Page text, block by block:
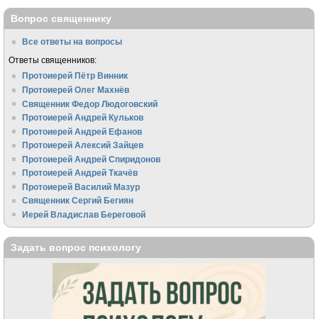
Вопрос священнику
Все ответы на вопросы
Ответы священников:
Протоиерей Пётр Винник
Протоиерей Олег Махнёв
Священник Федор Людоговский
Протоиерей Андрей Кульков
Протоиерей Андрей Ефанов
Протоиерей Алексий Зайцев
Протоиерей Андрей Спиридонов
Протоиерей Андрей Ткачёв
Протоиерей Василий Мазур
Священник Сергий Бегиян
Иерей Владислав Береговой
Задать вопрос психологу